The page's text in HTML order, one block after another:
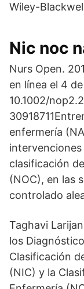
Wiley-
Nic noc
Nurs Open.
en línea el 4
10.1002/
enfermería
clasificación
(NOC), en las
controlado
Taghavi
los
Clasificación
(NIC) y la